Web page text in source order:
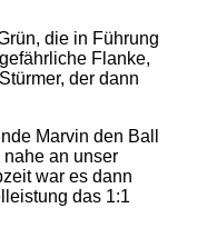
die in Führung
Flanke,
der dann
Marvin den Ball
an unser
war es dann
das 1:1